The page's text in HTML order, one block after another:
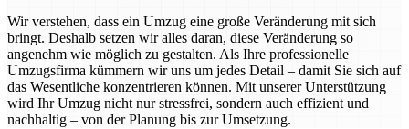
Wir verstehen, dass ein Umzug eine große Veränderung mit sich
bringt. Deshalb setzen wir alles daran, diese Veränderung so
angenehm wie möglich zu gestalten. Als Ihre professionelle
Umzugsfirma kümmern wir uns um jedes Detail – damit Sie sich auf
das Wesentliche konzentrieren können. Mit unserer Unterstützung
wird Ihr Umzug nicht nur stressfrei, sondern auch effizient und
nachhaltig – von der Planung bis zur Umsetzung.